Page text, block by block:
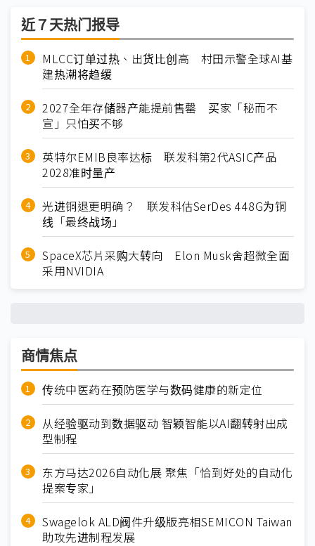
近７天热门报导
MLCC订单过热、出货比创高 村田示警全球AI基
建热潮将趋缓
2027全年存储器产能提前售罄 买家「秘而不
宣」只怕买不够
英特尔EMIB良率达标 联发科第2代ASIC产品
2028准时量产
光进铜退更明确？ 联发科估SerDes 448G为铜
线「最终战场」
SpaceX芯片采购大转向 Elon Musk舍超微全面
采用NVIDIA
商情焦点
传统中医药在预防医学与数码健康的新定位
从经验驱动到数据驱动 智颖智能以AI翻转射出成
型制程
东方马达2026自动化展 聚焦「恰到好处的自动化
提案专家」
Swagelok ALD阀件升级版亮相SEMICON Taiwan
助攻先进制程发展